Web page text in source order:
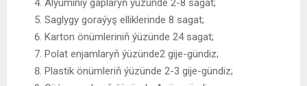
Alýuminiý gaplaryň ýüzünde 2-8 sagat;
Saglygy goraýyş elliklerinde 8 sagat;
Karton önümleriniň ýüzünde 24 sagat;
Polat enjamlaryň ýüzünde2 gije-gündiz;
Plastik önümleriň ýüzünde 2-3 gije-gündiz;